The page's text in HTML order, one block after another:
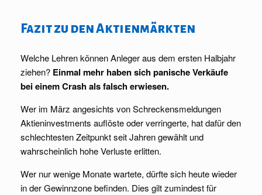
Fazit zu den Aktienmärkten
Welche Lehren können Anleger aus dem ersten Halbjahr
ziehen? Einmal mehr haben sich panische Verkäufe
bei einem Crash als falsch erwiesen.
Wer im März angesichts von Schreckensmeldungen
Aktieninvestments auflöste oder verringerte, hat dafür den
schlechtesten Zeitpunkt seit Jahren gewählt und
wahrscheinlich hohe Verluste erlitten.
Wer nur wenige Monate wartete, dürfte sich heute wieder
in der Gewinnzone befinden. Dies gilt zumindest für